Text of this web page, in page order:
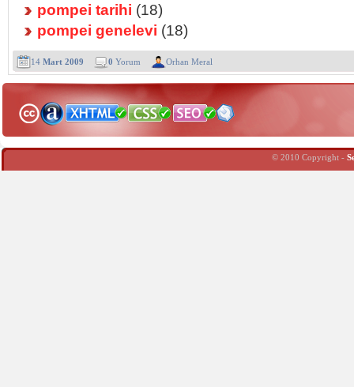
pompei tarihi (18)
pompei genelevi (18)
14 Mart 2009 0 Yorum Orhan Meral
© 2010 Copyright -